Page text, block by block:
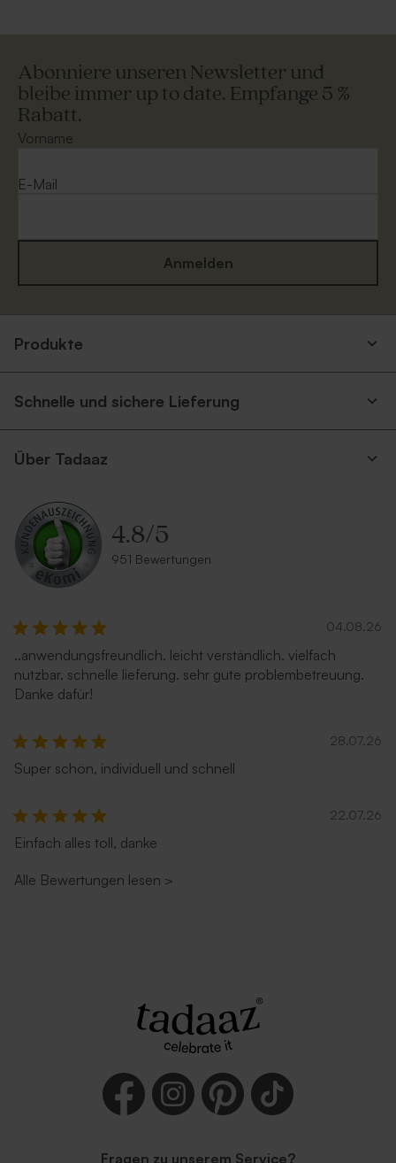
Abonniere unseren Newsletter und
bleibe immer up to date. Empfange 5 %
Rabatt.
Vorname
E-Mail
Anmelden
Produkte
Schnelle und sichere Lieferung
Über Tadaaz
4.8/5
951 Bewertungen
04.08.26
..anwendungsfreundlich. leicht verständlich. vielfach
nutzbar. schnelle lieferung. sehr gute problembetreuung.
Danke dafür!
28.07.26
Super schön, individuell und schnell
22.07.26
Einfach alles toll, danke
Alle Bewertungen lesen >
Fragen zu unserem Service?